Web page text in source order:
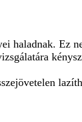
haladnak. Ez